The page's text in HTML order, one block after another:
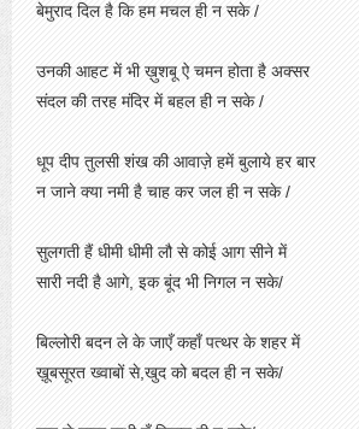
बेमुराद दिल है कि हम मचल ही न सके /
उनकी आहट में भी ख़ुशबू ऐ चमन होता है अक्सर
संदल की तरह मंदिर में बहल ही न सके /
धूप दीप तुलसी शंख की आवाज़े हमें बुलाये हर बार
न जाने क्या नमी है चाह कर जल ही न सके /
सुलगती हैं धीमी धीमी लौ से कोई आग सीने में
सारी नदी है आगे, इक बूंद भी निगल न सके/
बिल्लोरी बदन ले के जाएँ कहाँ पत्थर के शहर में
ख़ूबसूरत ख्वाबों से,खुद को बदल ही न सके/